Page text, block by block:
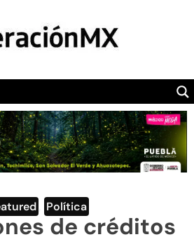
POLÍTICA
CAMALEÓN
OPINIÓN
DEPORTES
SECTION
VIDEOS
Política
de créditos